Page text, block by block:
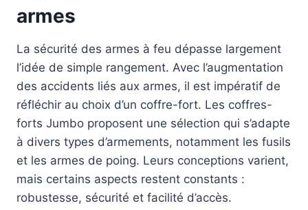
armes
La sécurité des armes à feu dépasse largement
l’idée de simple rangement. Avec l’augmentation
des accidents liés aux armes, il est impératif de
réfléchir au choix d’un coffre-fort. Les coffres-
forts Jumbo proposent une sélection qui s’adapte
à divers types d’armements, notamment les fusils
et les armes de poing. Leurs conceptions varient,
mais certains aspects restent constants :
robustesse, sécurité et facilité d’accès.